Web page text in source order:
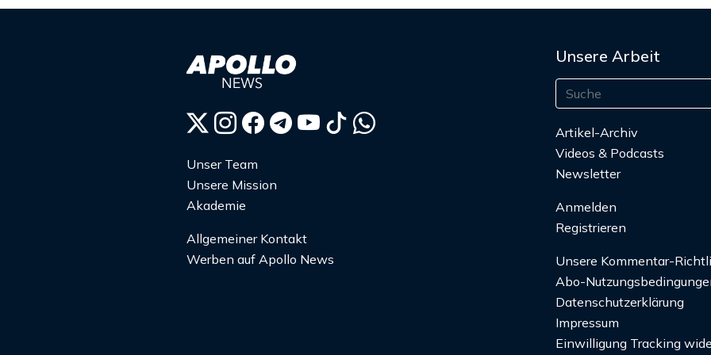
Unser Team
Unsere Mission
Akademie
Allgemeiner Kontakt
Werben auf Apollo News
Unsere Arbeit
Artikel-Archiv
Videos & Podcasts
Newsletter
Anmelden
Registrieren
Unsere Kommentar-
Abo-
Datenschutzerklärung
Impressum
Einwilligung Tracking